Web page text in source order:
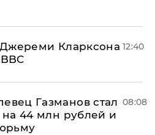
Джереми Кларксона 12:40
Газманов стал
на 44 млн рублей и
08:08